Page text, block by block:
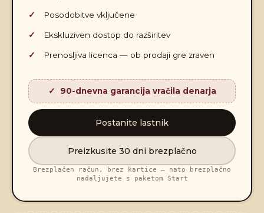
Posodobitve vključene
Ekskluziven dostop do razširitev
Prenosljiva licenca — ob prodaji gre zraven
90-dnevna garancija vračila denarja
Postanite lastnik
Preizkusite 30 dni brezplačno
Brezplačen račun, brez kartice — nato brezplačno
nadaljujete s paketom Start